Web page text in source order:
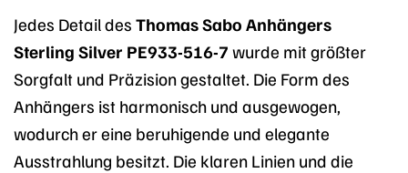
Jedes Detail des Thomas Sabo Anhängers
Sterling Silver PE933-516-7 wurde mit größter
Sorgfalt und Präzision gestaltet. Die Form des
Anhängers ist harmonisch und ausgewogen,
wodurch er eine beruhigende und elegante
Ausstrahlung besitzt. Die klaren Linien und die